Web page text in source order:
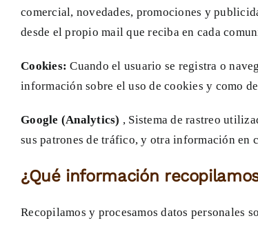
comercial, novedades, promociones y
desde el propio mail que reciba en cada
Cookies: Cuando el usuario se registra o
información sobre el uso de cookies y como
Google (Analytics) , Sistema de rastreo
sus patrones de tráfico, y otra información en
¿Qué información
Recopilamos y procesamos datos personales